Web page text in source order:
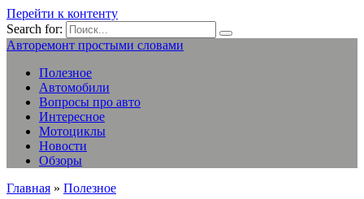
Перейти к контенту
Search for:
Авторемонт простыми словами
Полезное
Автомобили
Вопросы про авто
Интересное
Мотоциклы
Новости
Обзоры
Главная » Полезное